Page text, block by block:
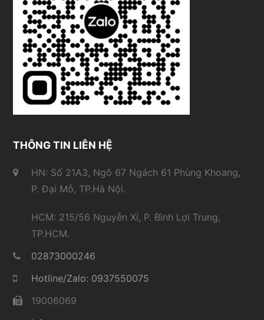
THÔNG TIN LIÊN HỆ
HN: Số 21A3, Ngõ 67 Ngách 61 Phùng Khoang,
P. Đại Mỗ, TP.Hà Nội.
HCM: 215/56 Nguyễn Xí, P. Bình Lợi Trung,
TP.HCM.
02873000246
Hotline/Zalo: 0937550075
19006069